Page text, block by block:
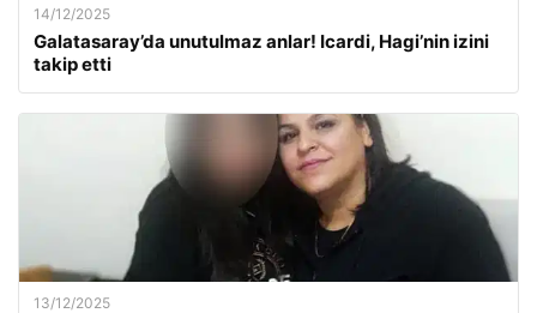
14/12/2025
Galatasaray’da unutulmaz anlar! Icardi, Hagi’nin izini
takip etti
13/12/2025